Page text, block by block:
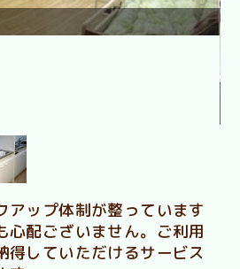
アップ体制が整っています
心配ございません。ご利用
得していただけるサービス